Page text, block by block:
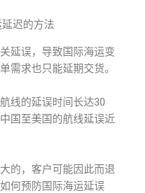
迟的方法
延误，导致国际海运变
需求也只能延期交货。
线的延误时间长达30
国至美国的航线延误近
的，客户可能因此而退
何预防国际海运延误